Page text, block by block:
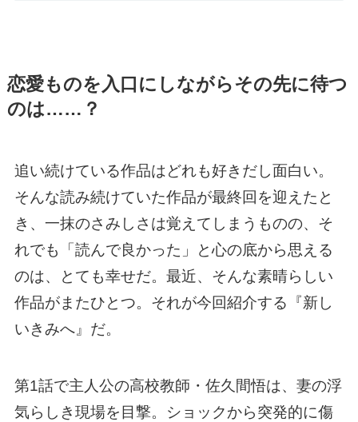
恋愛ものを入口にしながらその先に待つ
のは……？
追い続けている作品はどれも好きだし面白い。
そんな読み続けていた作品が最終回を迎えたと
き、一抹のさみしさは覚えてしまうものの、そ
れでも「読んで良かった」と心の底から思える
のは、とても幸せだ。最近、そんな素晴らしい
作品がまたひとつ。それが今回紹介する『新し
いきみへ』だ。
第1話で主人公の高校教師・佐久間悟は、妻の浮
気らしき現場を目撃。ショックから突発的に傷